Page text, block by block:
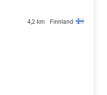
4,2 km Finnland